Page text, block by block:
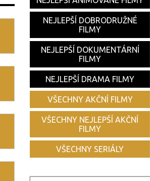
NEJLEPŠÍ DOBRODRUŽNÉ
FILMY
NEJLEPŠÍ DOKUMENTÁRNÍ
FILMY
NEJLEPŠÍ DRAMA FILMY
VŠECHNY AKČNÍ FILMY
VŠECHNY NEJLEPŠÍ AKČNÍ
FILMY
VŠECHNY SERIÁLY